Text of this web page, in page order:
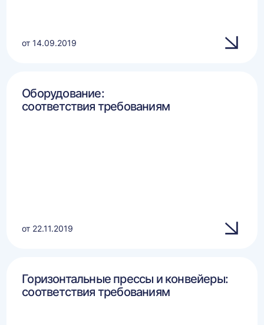
от 14.09.2019
Оборудование:
соответствия требованиям
от 22.11.2019
Горизонтальные прессы и конвейеры:
соответствия требованиям